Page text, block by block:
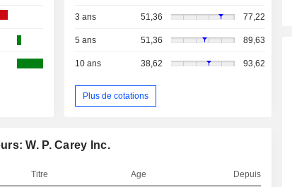
3 ans 51,36 77,22
5 ans 51,36 89,63
10 ans 38,62 93,62
Plus de cotations
W. P. Carey Inc.
Titre Age Depuis